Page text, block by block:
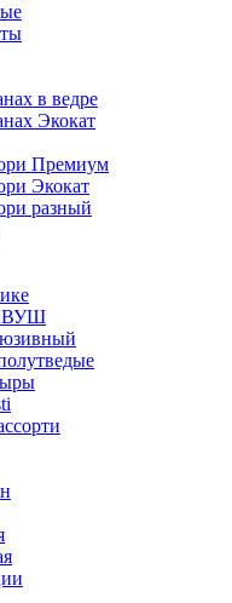
в ведре
Экокат
Премиум
Экокат
разный